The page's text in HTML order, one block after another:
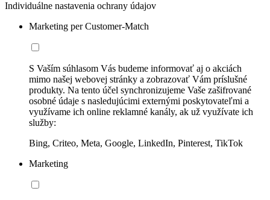
Individuálne nastavenia ochrany údajov
Marketing per Customer-Match
S Vaším súhlasom Vás budeme informovať aj o akciách
mimo našej webovej stránky a zobrazovať Vám príslušné
produkty. Na tento účel synchronizujeme Vaše zašifrované
osobné údaje s nasledujúcimi externými poskytovateľmi a
využívame ich online reklamné kanály, ak už využívate ich
služby:
Bing, Criteo, Meta, Google, LinkedIn, Pinterest, TikTok
Marketing